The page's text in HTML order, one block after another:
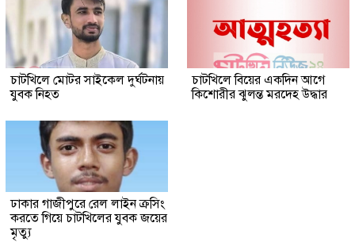
চাটখিলে মোটর সাইকেল দুর্ঘটনায়
যুবক নিহত
চাটখিলে বিয়ের একদিন আগে
কিশোরীর ঝুলন্ত মরদেহ উদ্ধার
ঢাকার গাজীপুরে রেল লাইন ক্রসিং
করতে গিয়ে চাটখিলের যুবক জয়ের
মৃত্যু